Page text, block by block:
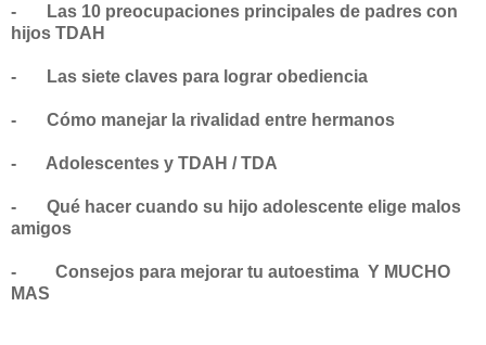
- Las 10 preocupaciones principales de padres con
hijos TDAH
- Las siete claves para lograr obediencia
- Cómo manejar la rivalidad entre hermanos
- Adolescentes y TDAH / TDA
- Qué hacer cuando su hijo adolescente elige malos
amigos
- Consejos para mejorar tu autoestima Y MUCHO
MAS